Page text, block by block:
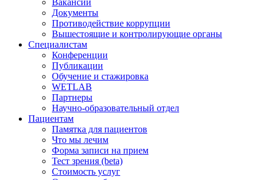
Документы
Противодействие коррупции
Вышестоящие и контролирующие органы
Специалистам
Конференции
Публикации
Обучение и стажировка
WETLAB
Партнеры
Научно-образовательный отдел
Пациентам
Памятка для пациентов
Что мы лечим
Форма записи на прием
Тест зрения (beta)
Стоимость услуг